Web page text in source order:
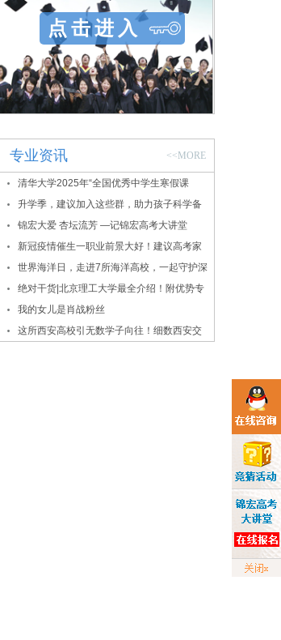
点击进入
专业资讯 <<MORE
清华大学2025年“全国优秀中学生寒假课
堂”报名通知
升学季，建议加入这些群，助力孩子科学备
考
锦宏大爱 杏坛流芳 —记锦宏高考大讲堂
新冠疫情催生一职业前景大好！建议高考家
长密切关注！
世界海洋日，走进7所海洋高校，一起守护深
蓝！
绝对干货|北京理工大学最全介绍！附优势专
业、录取数据
我的女儿是肖战粉丝
这所西安高校引无数学子向往！细数西安交